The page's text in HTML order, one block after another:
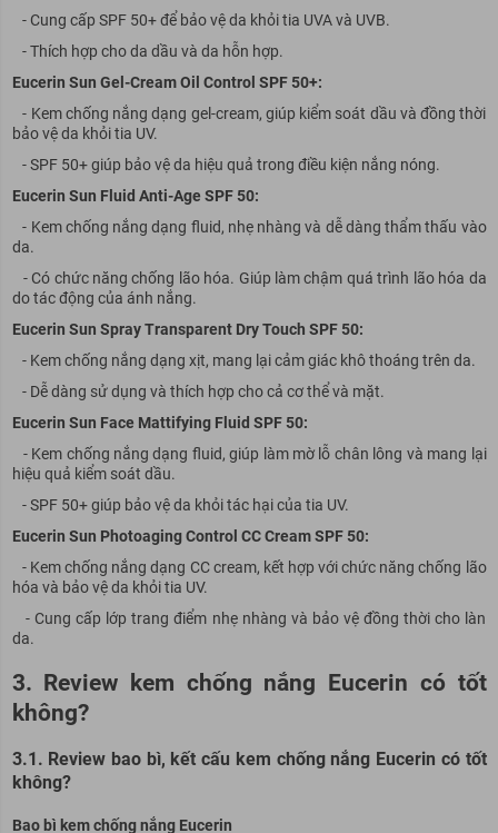
- Cung cấp SPF 50+ để bảo vệ da khỏi tia UVA và UVB.
- Thích hợp cho da dầu và da hỗn hợp.
Eucerin Sun Gel-Cream Oil Control SPF 50+:
- Kem chống nắng dạng gel-cream, giúp kiểm soát dầu và đồng thời
bảo vệ da khỏi tia UV.
- SPF 50+ giúp bảo vệ da hiệu quả trong điều kiện nắng nóng.
Eucerin Sun Fluid Anti-Age SPF 50:
- Kem chống nắng dạng fluid, nhẹ nhàng và dễ dàng thẩm thấu vào
da.
- Có chức năng chống lão hóa. Giúp làm chậm quá trình lão hóa da
do tác động của ánh nắng.
Eucerin Sun Spray Transparent Dry Touch SPF 50:
- Kem chống nắng dạng xịt, mang lại cảm giác khô thoáng trên da.
- Dễ dàng sử dụng và thích hợp cho cả cơ thể và mặt.
Eucerin Sun Face Mattifying Fluid SPF 50:
- Kem chống nắng dạng fluid, giúp làm mờ lỗ chân lông và mang lại
hiệu quả kiểm soát dầu.
- SPF 50+ giúp bảo vệ da khỏi tác hại của tia UV.
Eucerin Sun Photoaging Control CC Cream SPF 50:
- Kem chống nắng dạng CC cream, kết hợp với chức năng chống lão
hóa và bảo vệ da khỏi tia UV.
- Cung cấp lớp trang điểm nhẹ nhàng và bảo vệ đồng thời cho làn
da.
3. Review kem chống nắng Eucerin có tốt
không?
3.1. Review bao bì, kết cấu kem chống nắng Eucerin có tốt
không?
Bao bì kem chống nắng Eucerin